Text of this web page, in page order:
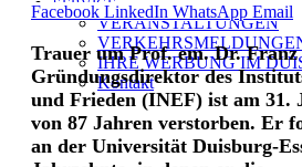
SERVICE
VERANSTALTUNGEN
IHRE WERBUNG IM
Kontakt
Facebook LinkedIn WhatsApp Email
Trauer um Prof. em. Dr.
Gründungsdirektor des
und Frieden (INEF) ist am 31.
von 87 Jahren verstorben. Er
an der Universität Duisburg-